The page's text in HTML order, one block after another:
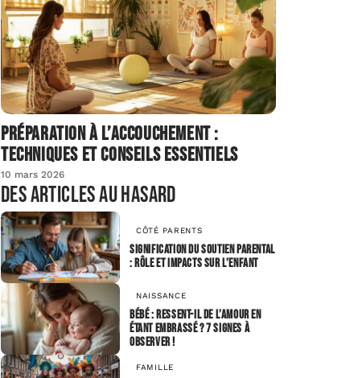
Préparation à l’accouchement :
techniques et conseils essentiels
10 mars 2026
Des articles au hasard
CÔTÉ PARENTS
Signification du soutien parental
: rôle et impacts sur l’enfant
NAISSANCE
Bébé : ressent-il de l’amour en
étant embrassé ? 7 signes à
observer !
FAMILLE